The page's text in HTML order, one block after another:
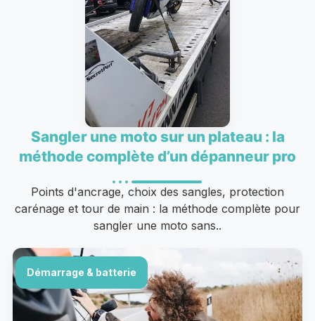
Sangler une moto sur un plateau : la
méthode complète d’un dépanneur pro
Points d'ancrage, choix des sangles, protection
carénage et tour de main : la méthode complète pour
sangler une moto sans..
Démarrage & batterie